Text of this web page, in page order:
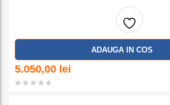
Adaug
ADAUGA IN COS
5.050,00 lei